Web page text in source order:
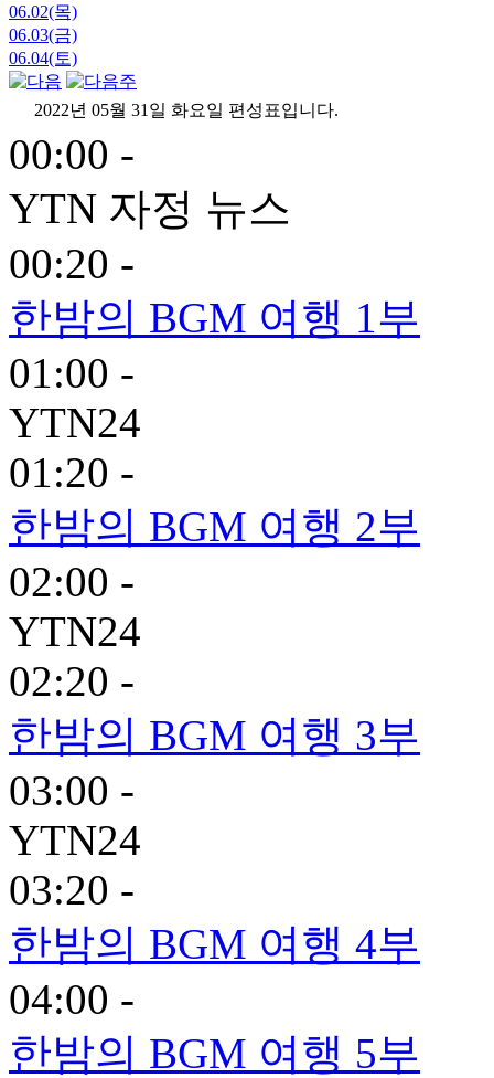
06.02(목)
06.03(금)
06.04(토)
2022년 05월 31일 화요일 편성표입니다.
00:00 -
YTN 자정 뉴스
00:20 -
한밤의 BGM 여행 1부
01:00 -
YTN24
01:20 -
한밤의 BGM 여행 2부
02:00 -
YTN24
02:20 -
한밤의 BGM 여행 3부
03:00 -
YTN24
03:20 -
한밤의 BGM 여행 4부
04:00 -
한밤의 BGM 여행 5부